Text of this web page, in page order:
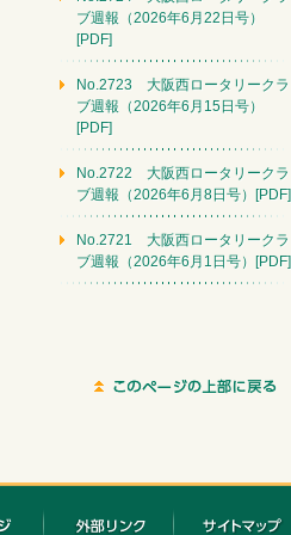
ブ週報（2026年6月22日号）
[PDF]
No.2723 大阪西ロータリークラ
ブ週報（2026年6月15日号）
[PDF]
No.2722 大阪西ロータリークラ
ブ週報（2026年6月8日号）[PDF]
No.2721 大阪西ロータリークラ
ブ週報（2026年6月1日号）[PDF]